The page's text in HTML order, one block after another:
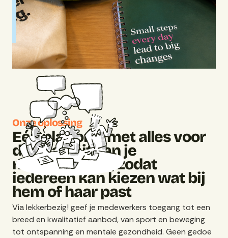
Onze oplossing
Eén platform met alles voor
de vitaliteit van je
medewerkers, zodat
iedereen kan kiezen wat bij
hem of haar past
Via lekkerbezig! geef je medewerkers toegang tot een
breed en kwalitatief aanbod, van sport en beweging
tot ontspanning en mentale gezondheid. Geen gedoe